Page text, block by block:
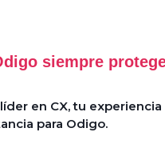
siempre
en CX, tu
para Odigo.
SuccessHow